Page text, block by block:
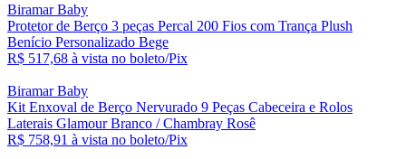
Biramar Baby
Protetor de Berço 3 peças Percal 200 Fios com Trança Plush
Benício Personalizado Bege
R$ 517,68 à vista no boleto/Pix
Biramar Baby
Kit Enxoval de Berço Nervurado 9 Peças Cabeceira e Rolos
Laterais Glamour Branco / Chambray Rosê
R$ 758,91 à vista no boleto/Pix